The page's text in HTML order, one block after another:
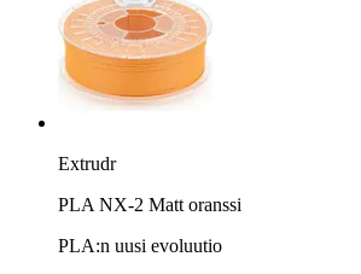
Extrudr
PLA NX-2 Matt oranssi
PLA:n uusi evoluutio